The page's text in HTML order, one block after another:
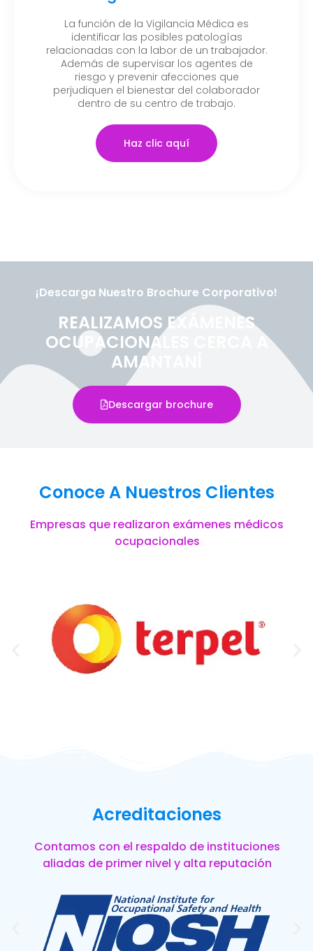
La función de la Vigilancia Médica es
identificar las posibles patologías
relacionadas con la labor de un trabajador.
Además de supervisar los agentes de
riesgo y prevenir afecciones que
perjudiquen el bienestar del colaborador
dentro de su centro de trabajo.
Haz clic aquí
¡Descarga Nuestro Brochure Corporativo!
REALIZAMOS EXÁMENES
OCUPACIONALES CERCA A
AMANTANÍ
Descargar brochure
Conoce A Nuestros Clientes
Empresas que realizaron exámenes médicos
ocupacionales
Acreditaciones
Contamos con el respaldo de instituciones
aliadas de primer nivel y alta reputación